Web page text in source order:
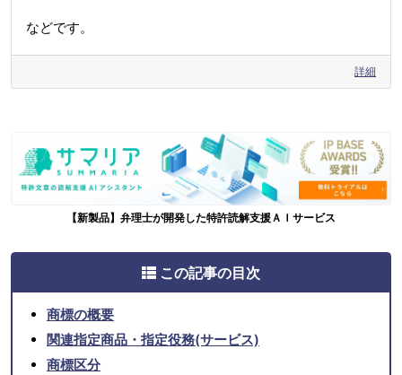
などです。
詳細
【新製品】弁理士が開発した特許読解支援ＡＩサービス
この記事の目次
商標の概要
関連指定商品・指定役務(サービス)
商標区分